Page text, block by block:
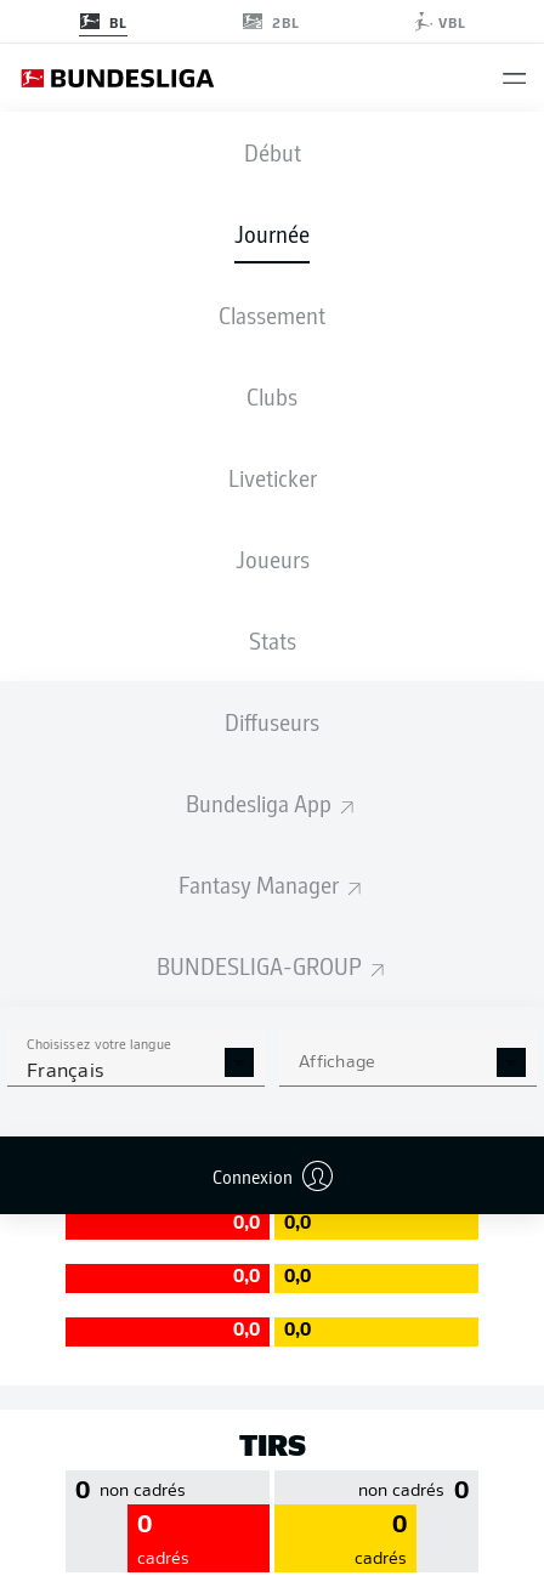
BL 2BL VBL
Début
Journée
Classement
Clubs
Liveticker
Joueurs
Stats
Diffuseurs
Bundesliga App
Fantasy Manager
BUNDESLIGA-GROUP
Choisissez votre langue
Français Affichage
Connexion
KOE - BVB
COMPOSITIONS STATISTIQUES
0
0 % Précision 0 %
EFFICACITÉ DES PASSES
0,0 0,0
0,0 0,0
0,0 0,0
TIRS
0 non cadrés
0
cadrés
0
non cadrés
0
cadrés